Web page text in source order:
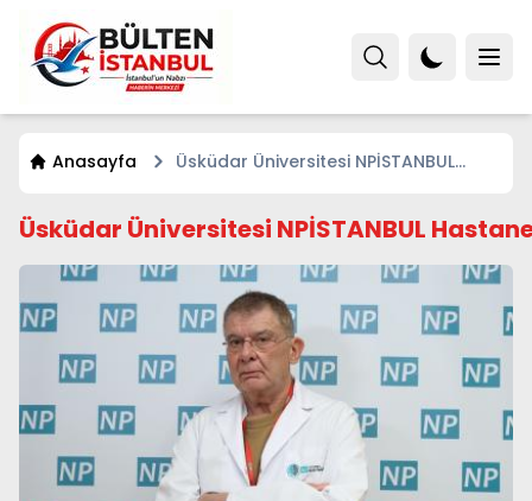
Anasayfa
Üsküdar Üniversitesi NPİSTANBUL
Üsküdar Üniversitesi NPİSTANBUL